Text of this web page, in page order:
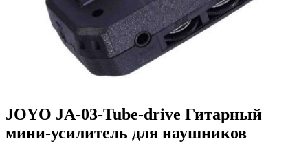
JOYO JA-03-Tube-drive Гитарный
мини-усилитель для наушников